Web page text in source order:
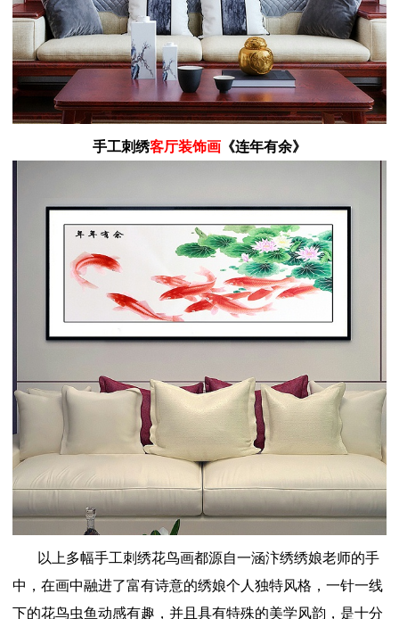
手工刺绣客厅装饰画 《连年有余》
以上多幅手工刺绣花鸟画都源自一涵汴绣绣娘老师的手
中，在画中融进了富有诗意的绣娘个人独特风格，一针一线
下的花鸟虫鱼动感有趣，并且具有特殊的美学风韵，是十分